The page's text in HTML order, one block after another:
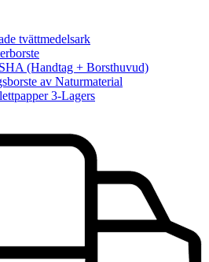
tvättmedelsark
(Handtag + Borsthuvud)
av Naturmaterial
3-Lagers